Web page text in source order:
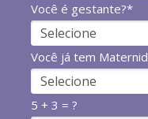
Você é gestante?*
Você já tem
5 + 3 = ?